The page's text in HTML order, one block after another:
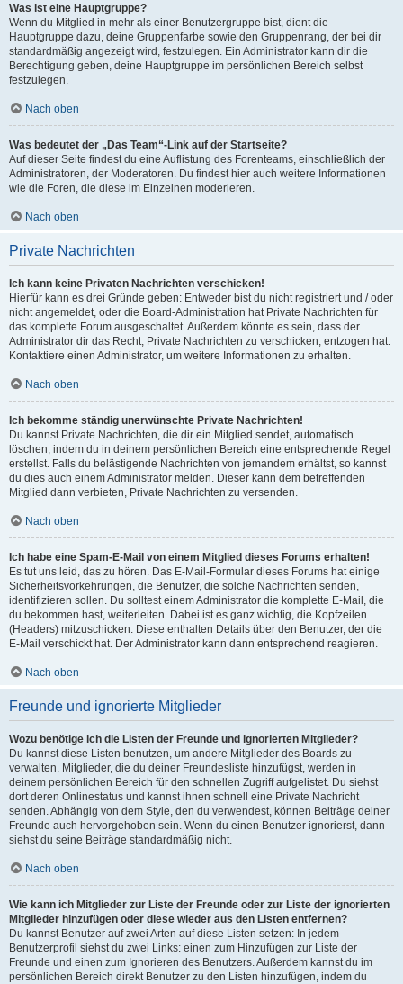
Was ist eine Hauptgruppe?
Wenn du Mitglied in mehr als einer Benutzergruppe bist, dient die
Hauptgruppe dazu, deine Gruppenfarbe sowie den Gruppenrang, der bei dir
standardmäßig angezeigt wird, festzulegen. Ein Administrator kann dir die
Berechtigung geben, deine Hauptgruppe im persönlichen Bereich selbst
festzulegen.
Nach oben
Was bedeutet der „Das Team“-Link auf der Startseite?
Auf dieser Seite findest du eine Auflistung des Forenteams, einschließlich der
Administratoren, der Moderatoren. Du findest hier auch weitere Informationen
wie die Foren, die diese im Einzelnen moderieren.
Nach oben
Private Nachrichten
Ich kann keine Privaten Nachrichten verschicken!
Hierfür kann es drei Gründe geben: Entweder bist du nicht registriert und / oder
nicht angemeldet, oder die Board-Administration hat Private Nachrichten für
das komplette Forum ausgeschaltet. Außerdem könnte es sein, dass der
Administrator dir das Recht, Private Nachrichten zu verschicken, entzogen hat.
Kontaktiere einen Administrator, um weitere Informationen zu erhalten.
Nach oben
Ich bekomme ständig unerwünschte Private Nachrichten!
Du kannst Private Nachrichten, die dir ein Mitglied sendet, automatisch
löschen, indem du in deinem persönlichen Bereich eine entsprechende Regel
erstellst. Falls du belästigende Nachrichten von jemandem erhältst, so kannst
du dies auch einem Administrator melden. Dieser kann dem betreffenden
Mitglied dann verbieten, Private Nachrichten zu versenden.
Nach oben
Ich habe eine Spam-E-Mail von einem Mitglied dieses Forums erhalten!
Es tut uns leid, das zu hören. Das E-Mail-Formular dieses Forums hat einige
Sicherheitsvorkehrungen, die Benutzer, die solche Nachrichten senden,
identifizieren sollen. Du solltest einem Administrator die komplette E-Mail, die
du bekommen hast, weiterleiten. Dabei ist es ganz wichtig, die Kopfzeilen
(Headers) mitzuschicken. Diese enthalten Details über den Benutzer, der die
E-Mail verschickt hat. Der Administrator kann dann entsprechend reagieren.
Nach oben
Freunde und ignorierte Mitglieder
Wozu benötige ich die Listen der Freunde und ignorierten Mitglieder?
Du kannst diese Listen benutzen, um andere Mitglieder des Boards zu
verwalten. Mitglieder, die du deiner Freundesliste hinzufügst, werden in
deinem persönlichen Bereich für den schnellen Zugriff aufgelistet. Du siehst
dort deren Onlinestatus und kannst ihnen schnell eine Private Nachricht
senden. Abhängig von dem Style, den du verwendest, können Beiträge deiner
Freunde auch hervorgehoben sein. Wenn du einen Benutzer ignorierst, dann
siehst du seine Beiträge standardmäßig nicht.
Nach oben
Wie kann ich Mitglieder zur Liste der Freunde oder zur Liste der ignorierten
Mitglieder hinzufügen oder diese wieder aus den Listen entfernen?
Du kannst Benutzer auf zwei Arten auf diese Listen setzen: In jedem
Benutzerprofil siehst du zwei Links: einen zum Hinzufügen zur Liste der
Freunde und einen zum Ignorieren des Benutzers. Außerdem kannst du im
persönlichen Bereich direkt Benutzer zu den Listen hinzufügen, indem du